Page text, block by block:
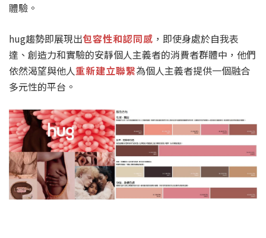
體驗。
hug趨勢即展現出包容性和認同感 ，即使身處於自我表
達、創造力和實驗的安靜個人主義者的消費者群體中，他們
依然渴望與他人重新建立聯繫為個人主義者提供一個融合
多元性的平台。